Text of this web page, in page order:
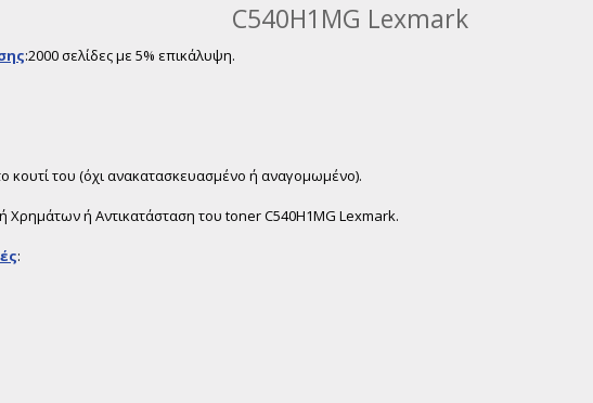
C540H1MG Lexmark
:2000 σελίδες με 5% επικάλυψη.
κουτί του (όχι ανακατασκευασμένο ή αναγομωμένο).
Χρημάτων ή Αντικατάσταση του toner C540H1MG Lexmark.
: